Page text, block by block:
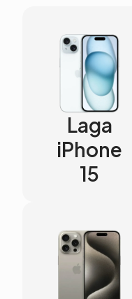
Laga
iPhone
15